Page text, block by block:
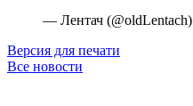
— Лентач (@oldLentach)
Версия для печати
Все новости